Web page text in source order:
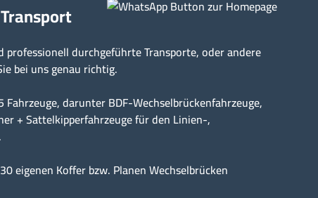
durchgeführte Transporte, oder andere
bei uns genau richtig.
darunter BDF-Wechselbrückenfahrzeuge,
+ Sattelkipperfahrzeuge für den Linien-,
eigenen Koffer bzw. Planen Wechselbrücken